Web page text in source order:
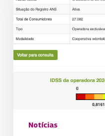
no
Índice
de
Desempenho
da
Saúde
Notícias